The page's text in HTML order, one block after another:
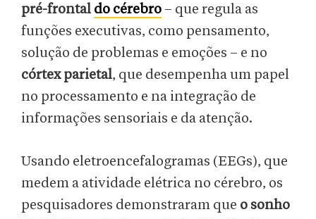
pré-frontal do cérebro – que regula as
funções executivas, como pensamento,
solução de problemas e emoções – e no
córtex parietal, que desempenha um papel
no processamento e na integração de
informações sensoriais e da atenção.
Usando eletroencefalogramas (EEGs), que
medem a atividade elétrica no cérebro, os
pesquisadores demonstraram que o sonho